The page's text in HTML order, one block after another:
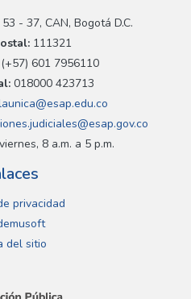
- 37, CAN, Bogotá D.C.
111321
601 7956110
018000 423713
8 a.m. a 5 p.m.
privacidad
del sitio